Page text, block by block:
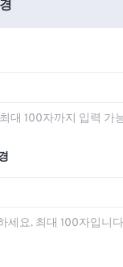
대 100자까지 입력 가
세요. 최대 100자입니